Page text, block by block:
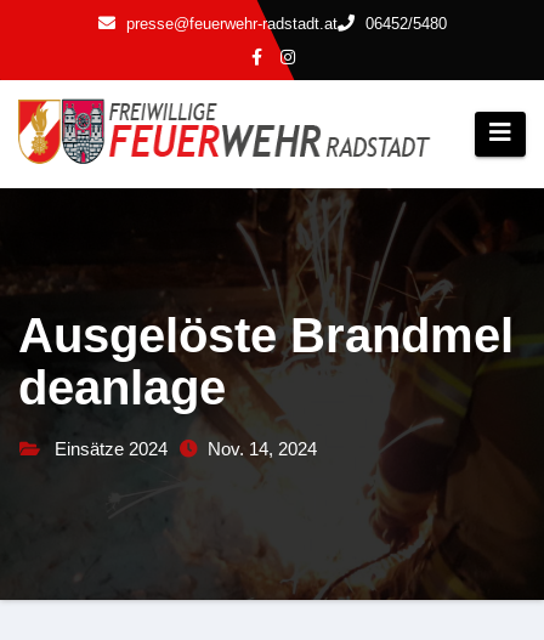
springen
presse@feuerwehr-radstadt.at 06452/5480
Ausgelöste Brandmel
deanlage
Einsätze 2024 Nov. 14, 2024